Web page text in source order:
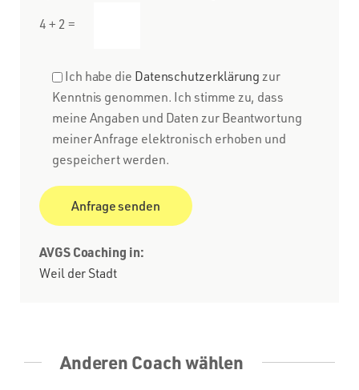
4 + 2 =
Ich habe die Datenschutzerklärung zur
Kenntnis genommen. Ich stimme zu, dass
meine Angaben und Daten zur Beantwortung
meiner Anfrage elektronisch erhoben und
gespeichert werden.
AVGS Coaching in:
Weil der Stadt
Anderen Coach wählen